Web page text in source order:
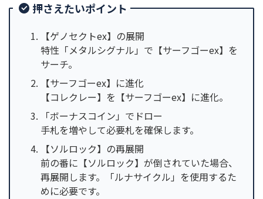
押さえたいポイント
【ゲノセクトex】の展開
特性「メタルシグナル」で【サーフゴーex】を
サーチ。
【サーフゴーex】に進化
【コレクレー】を【サーフゴーex】に進化。
「ボーナスコイン」でドロー
手札を増やして必要札を確保します。
【ソルロック】の再展開
前の番に【ソルロック】が倒されていた場合、
再展開します。「ルナサイクル」を使用するた
めに必要です。